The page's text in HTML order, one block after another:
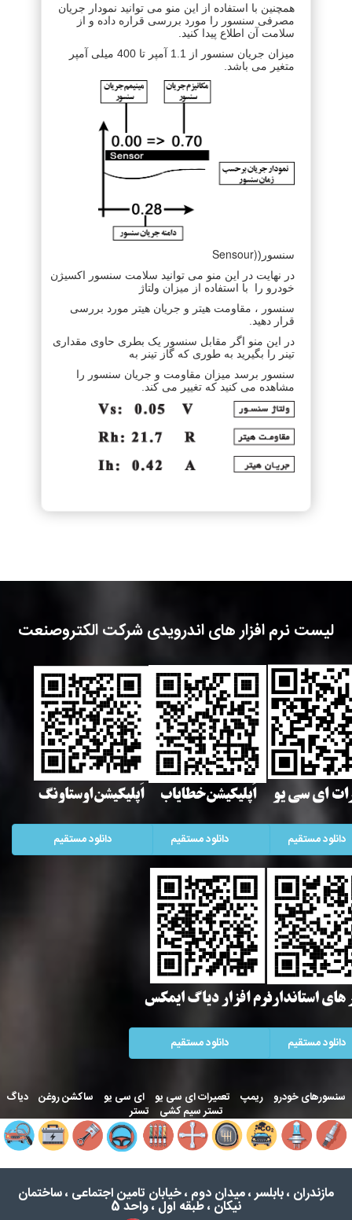
همچنین با استفاده از این منو می توانید نمودار جریان
مصرفی سنسور را مورد بررسی قراره داده و از
سلامت آن اطلاع پیدا کنید.
میزان جریان سنسور از 1.1 آمپر تا 400 میلی آمپر
متغیر می باشد.
سنسور(Sensour)
در نهایت در این منو می توانید سلامت سنسور اکسیژن
خودرو را با استفاده از میزان ولتاژ
سنسور ، مقاومت هیتر و جریان هیتر مورد بررسی
قرار دهید.
در این منو اگر مقابل سنسور یک بطری حاوی مقداری
تینر را بگیرید به طوری که گاز تینر به
سنسور برسد میزان مقاومت و جریان سنسور را
مشاهده می کنید که تغییر می کند.
لیست نرم افزار های اندرویدی شرکت الکتروصنعت
دانلود مستقیم دانلود مستقیم دانلود مستقیم
دانلود مستقیم دانلود مستقیم
سنسورهای خودرو ریمپ تعمیرات ای سی یو ای سی یو ساکشن روغن دیاگ
تستر سیم کشی
تستر
مازندران ، بابلسر ، میدان دوم ، خیابان تامین اجتماعی ، ساختمان
نیکان ، طبقه اول ، واحد 5